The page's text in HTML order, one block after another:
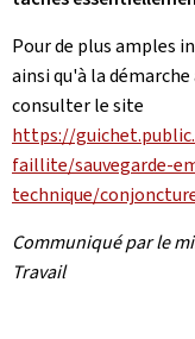
Pour de plus amples
ainsi qu'à la
consulter le site
https://
faillite/sauvegarde-
technique/
Communiqué par le
Travail